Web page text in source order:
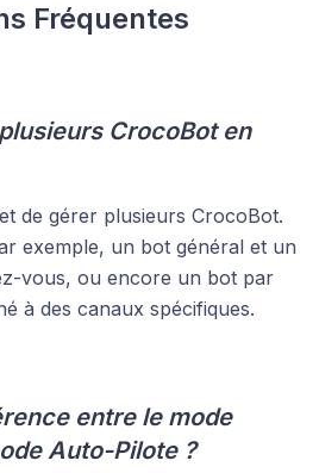
Fréquentes
CrocoBot en
de gérer plusieurs CrocoBot.
exemple, un bot général et un
vous, ou encore un bot par
à des canaux spécifiques.
entre le mode
Auto-Pilote ?